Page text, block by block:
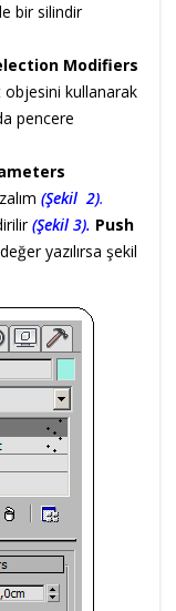
bir silindir
Modifiers
objesini kullanarak
pencere
(Şekil 2).
(Şekil 3). Push
değer yazılırsa şekil